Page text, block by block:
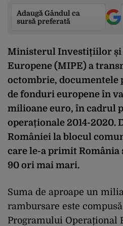
Adaugă Gândul ca
sursă preferată
Ministerul Investițiilor și
Europene (MIPE) a
octombrie, documentele
de fonduri europene în
milioane euro, în cadrul
operaționale 2014-2020.
României la blocul
care le-a primit
90 ori mai mari.
Suma de aproape un
rambursare este
Programului Operațional